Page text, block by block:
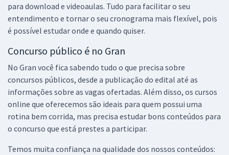
para download e videoaulas. Tudo para facilitar o seu
entendimento e tornar o seu cronograma mais flexível, pois
é possível estudar onde e quando quiser.
Concurso público é no Gran
No Gran você fica sabendo tudo o que precisa sobre
concursos públicos, desde a publicação do edital até as
informações sobre as vagas ofertadas. Além disso, os cursos
online que oferecemos são ideais para quem possui uma
rotina bem corrida, mas precisa estudar bons conteúdos para
o concurso que está prestes a participar.
Temos muita confiança na qualidade dos nossos conteúdos: